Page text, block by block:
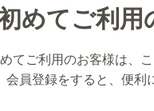
めてご利用
てご利用のお客様は、
会員登録をすると、便利